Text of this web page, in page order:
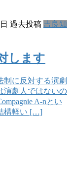
過去投稿 吉良知
します
に反対する演劇
演劇人ではないの
A-nとい
構軽い […]